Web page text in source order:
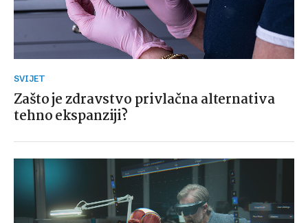
SVIJET
Zašto je zdravstvo privlačna alternativa
tehno ekspanziji?